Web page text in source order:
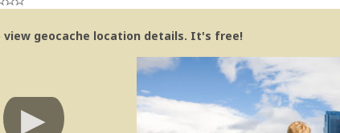
view geocache location details. It's free!